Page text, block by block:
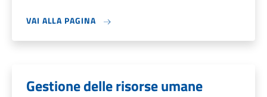
VAI ALLA PAGINA
Gestione delle risorse umane